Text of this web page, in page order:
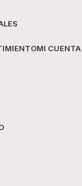
MI CUENTA